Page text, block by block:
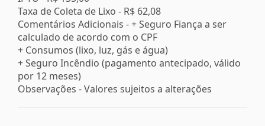
Taxa de Coleta de Lixo - R$ 62,08
Comentários Adicionais - + Seguro Fiança a ser
calculado de acordo com o CPF
+ Consumos (lixo, luz, gás e água)
+ Seguro Incêndio (pagamento antecipado, válido
por 12 meses)
Observações - Valores sujeitos a alterações